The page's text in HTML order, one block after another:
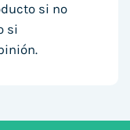
si no
si